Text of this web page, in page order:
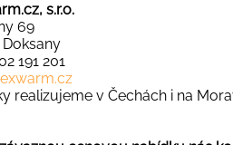
s.r.o.
69
Doksany
191 201
realizujeme v Čechách i na